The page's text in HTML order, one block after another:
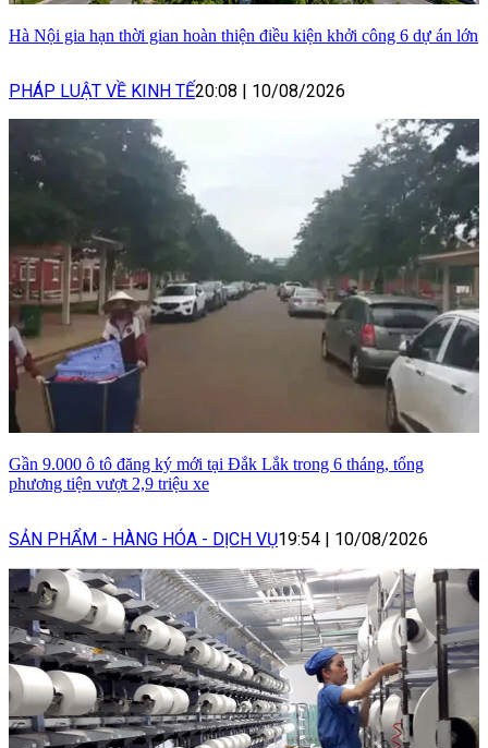
Hà Nội gia hạn thời gian hoàn thiện điều kiện khởi công 6 dự án lớn
PHÁP LUẬT VỀ KINH TẾ20:08 | 10/08/2026
Gần 9.000 ô tô đăng ký mới tại Đắk Lắk trong 6 tháng, tổng
phương tiện vượt 2,9 triệu xe
SẢN PHẨM - HÀNG HÓA - DỊCH VỤ19:54 | 10/08/2026